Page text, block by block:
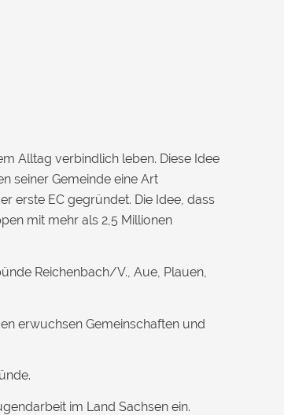
Alltag verbindlich leben. Diese Idee
seiner Gemeinde eine Art
erste EC gegründet. Die Idee, dass
mit mehr als 2,5 Millionen
Reichenbach/V., Aue, Plauen,
erwuchsen Gemeinschaften und
im Land Sachsen ein.